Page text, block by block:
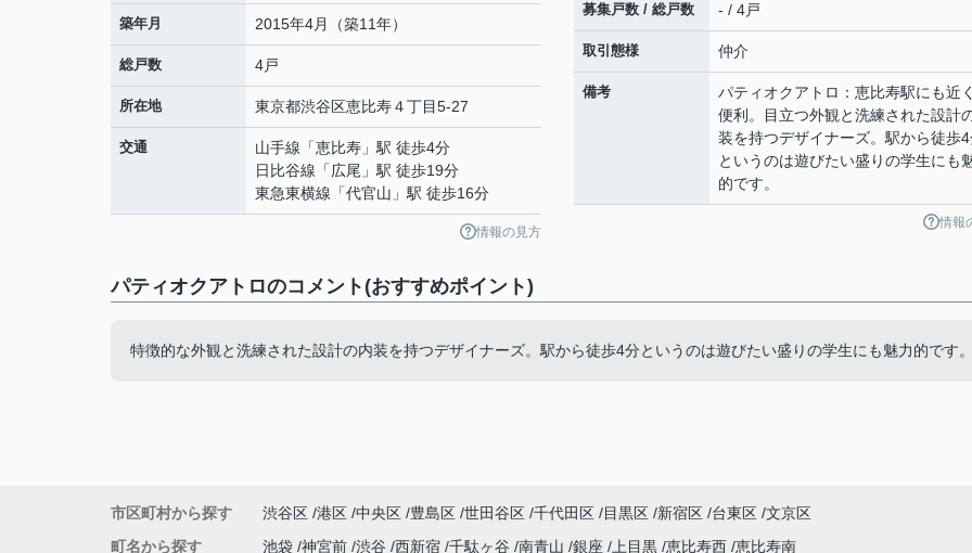
築年月 2015年4月（築11年）
総戸数 4戸
所在地 東京都渋谷区恵比寿４丁目5-27
交通 山手線 「恵比寿 」駅 徒歩4分
日比谷線 「広尾 」駅 徒歩19分
東急東横線 「代官山 」駅 徒歩16分
情報の見方
募集戸数 / 総戸数 - / 4戸
取引態様 仲介
備考
パティオクアトロ：恵比寿駅にも近
便利。目立つ外観と洗練された設計
装を持つデザイナーズ。駅から徒歩
というのは遊びたい盛りの学生にも
的です。
情報
パティオクアトロのコメント(おすすめポイント)
特徴的な外観と洗練された設計の内装を持つデザイナーズ。駅から徒歩4分というのは遊びたい盛りの学生にも魅力的です。
市区町村から探す 渋谷区 港区 中央区 豊島区 世田谷区 千代田区 目黒区 新宿区 台東区 文京区
町名から探す
池袋 神宮前 渋谷 西新宿 千駄ヶ谷 南青山 銀座 上目黒 恵比寿西 恵比寿南